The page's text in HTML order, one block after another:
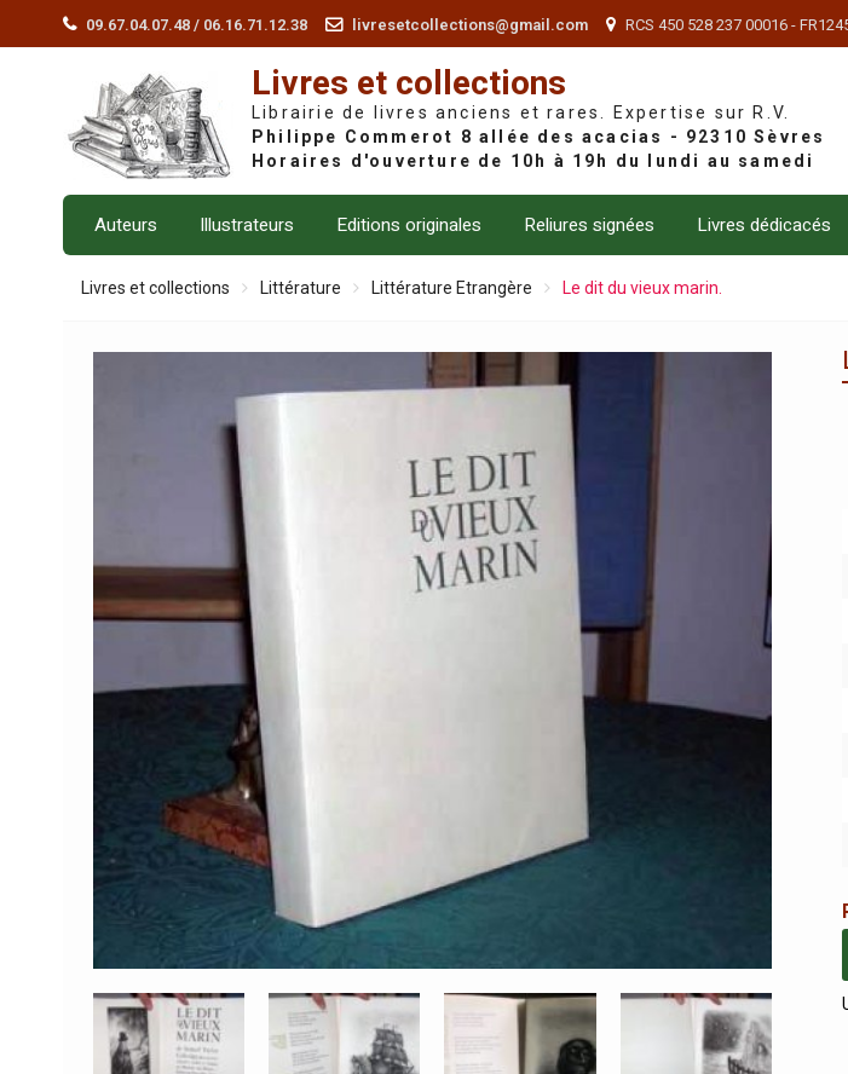
09.67.04.07.48 / 06.16.71.12.38 livresetcollections@gmail.com RCS 450 528 237 00016 -
Livres et collections
Librairie de livres anciens et rares. Expertise sur R.V.
Auteurs Illustrateurs Editions originales Reliures signées Livres dédicacés
Livres et collections Littérature Littérature Etrangère Le dit du vieux marin.